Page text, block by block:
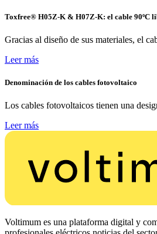
Toxfree® H05Z-K & H07Z-K: el cable 90ºC
Gracias al diseño de sus materiales, el
Leer más
Denominación de los cables fotovoltaico
Los cables fotovoltaicos tienen una
Leer más
Voltimum es una plataforma digital y